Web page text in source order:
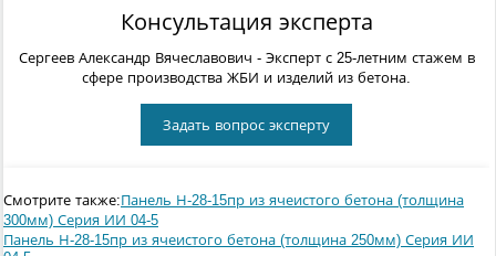
Консультация эксперта
Сергеев Александр Вячеславович - Эксперт с 25-летним стажем в
сфере производства ЖБИ и изделий из бетона.
Задать вопрос эксперту
Смотрите также:Панель Н-28-15пр из ячеистого бетона (толщина
300мм) Серия ИИ 04-5
Панель Н-28-15пр из ячеистого бетона (толщина 250мм) Серия ИИ